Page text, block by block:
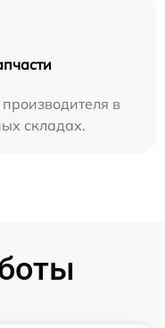
в
складах.